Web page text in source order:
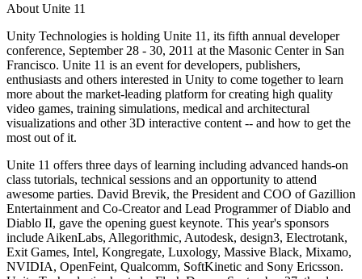
About Unite 11
Unity Technologies is holding Unite 11, its fifth annual developer
conference, September 28 - 30, 2011 at the Masonic Center in San
Francisco. Unite 11 is an event for developers, publishers,
enthusiasts and others interested in Unity to come together to learn
more about the market-leading platform for creating high quality
video games, training simulations, medical and architectural
visualizations and other 3D interactive content -- and how to get the
most out of it.
Unite 11 offers three days of learning including advanced hands-on
class tutorials, technical sessions and an opportunity to attend
awesome parties. David Brevik, the President and COO of Gazillion
Entertainment and Co-Creator and Lead Programmer of Diablo and
Diablo II, gave the opening guest keynote. This year's sponsors
include AikenLabs, Allegorithmic, Autodesk, design3, Electrotank,
Exit Games, Intel, Kongregate, Luxology, Massive Black, Mixamo,
NVIDIA, OpenFeint, Qualcomm, SoftKinetic and Sony Ericsson.